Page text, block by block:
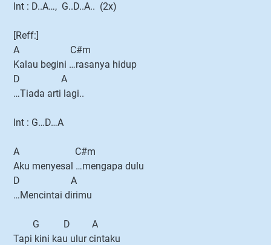
Int : D..A…, G..D..A.. (2x)
[Reff:]
A C#m
Kalau begini …rasanya hidup
D A
…Tiada arti lagi..
Int : G…D…A
A C#m
Aku menyesal …mengapa dulu
D A
…Mencintai dirimu
G D A
Tapi kini kau ulur cintaku